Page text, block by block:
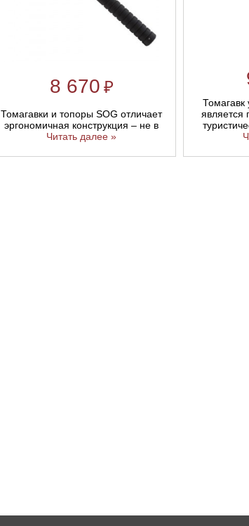
8 670 ₽
Томагавки и топоры SOG отличает
эргономичная конструкция – не в
Читать далее »
Томагавк
является